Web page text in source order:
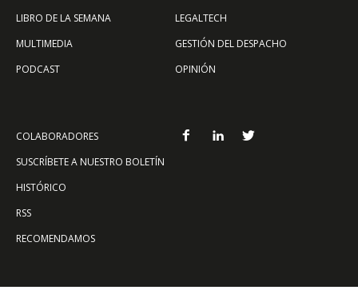
LIBRO DE LA SEMANA
MULTIMEDIA
PODCAST
LEGALTECH
GESTIÓN DEL DESPACHO
OPINIÓN
COLABORADORES
SUSCRÍBETE A NUESTRO BOLETÍN
HISTÓRICO
RSS
RECOMENDAMOS